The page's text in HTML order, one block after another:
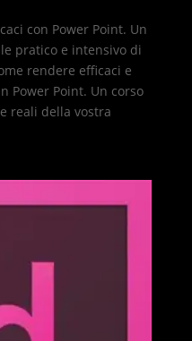
con Power Point. Un
pratico e intensivo di
rendere efficaci e
Power Point. Un corso
reali della vostra